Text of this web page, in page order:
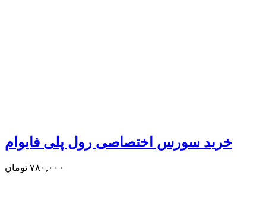
خرید سورس اختصاصی رول پلی فایوام
۷۸۰,۰۰۰ تومان